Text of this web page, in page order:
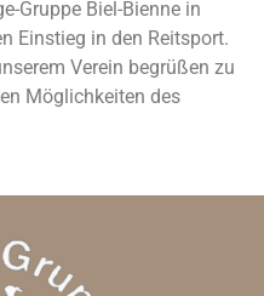
Gruppe Biel-Bienne in
Einstieg in den Reitsport.
Verein begrüßen zu
Möglichkeiten des